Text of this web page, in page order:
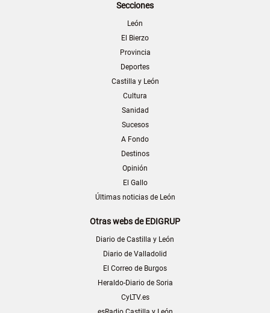
Secciones
León
El Bierzo
Provincia
Deportes
Castilla y León
Cultura
Sanidad
Sucesos
A Fondo
Destinos
Opinión
El Gallo
Últimas noticias de León
Otras webs de EDIGRUP
Diario de Castilla y León
Diario de Valladolid
El Correo de Burgos
Heraldo-Diario de Soria
CyLTV.es